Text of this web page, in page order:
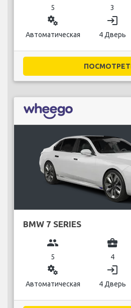
5 3
miscellaneous_services
Автоматическая
login
4 Дверь
BMW 7 SERIES
group
5
business_center
4
miscellaneous_services
Автоматическая
login
4 Дверь